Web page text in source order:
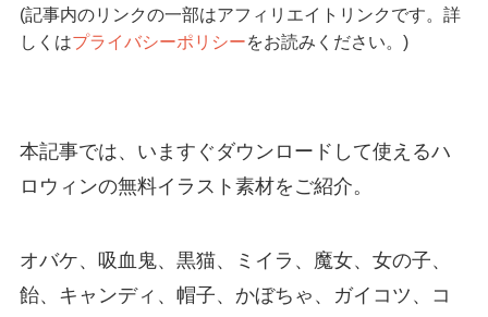
(記事内のリンクの一部はアフィリエイトリンクです。詳
しくはプライバシーポリシーをお読みください。)
本記事では、いますぐダウンロードして使えるハ
ロウィンの無料イラスト素材をご紹介。
オバケ、吸血鬼、黒猫、ミイラ、魔女、女の子、
飴、キャンディ、帽子、かぼちゃ、ガイコツ、コ